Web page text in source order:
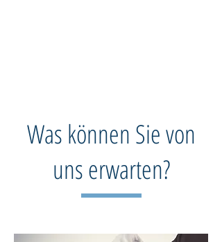
Was können Sie von
uns erwarten?